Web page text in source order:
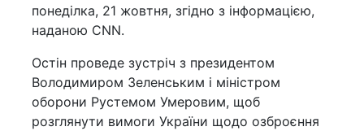
понеділка, 21 жовтня, згідно з інформацією,
наданою CNN.
Остін проведе зустріч з президентом
Володимиром Зеленським і міністром
оборони Рустемом Умеровим, щоб
розглянути вимоги України щодо озброєння